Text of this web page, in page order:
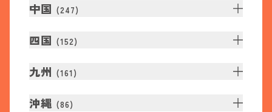
中国 (247)
四国 (152)
九州 (161 )
沖縄 (86)